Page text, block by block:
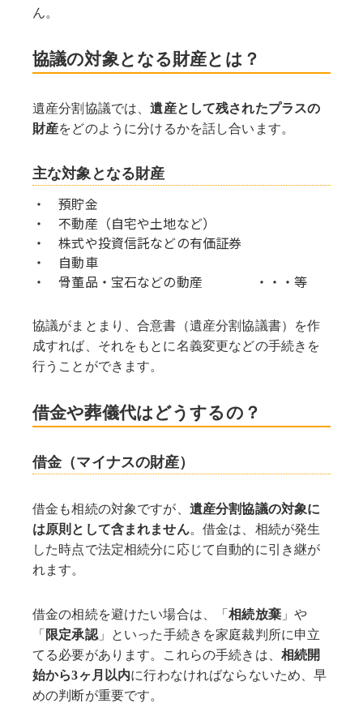
ん。
協議の対象となる財産とは？
遺産分割協議では、遺産として残されたプラスの
財産をどのように分けるかを話し合います。
主な対象となる財産
・　預貯金
・　不動産（自宅や土地など）
・　株式や投資信託などの有価証券
・　自動車
・　骨董品・宝石などの動産　　　　・・・等
協議がまとまり、合意書（遺産分割協議書）を作
成すれば、それをもとに名義変更などの手続きを
行うことができます。
借金や葬儀代はどうするの？
借金（マイナスの財産）
借金も相続の対象ですが、 遺産分割協議の対象に
は原則として含まれません。借金は、相続が発生
した時点で法定相続分に応じて自動的に引き継が
れます。
借金の相続を避けたい場合は、「相続放棄」や
「 限定承認」といった手続きを家庭裁判所に申立
てる必要があります。これらの手続きは、 相続開
始から3ヶ月以内に行わなければならないため、早
めの判断が重要です。